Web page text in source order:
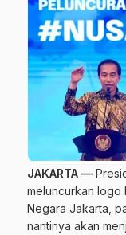
JAKARTA —
meluncurkan logo
Negara Jakarta,
nantinya akan